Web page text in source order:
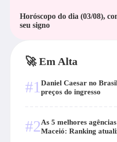
Horóscopo do dia (03/08),
seu signo
🚀 Em Alta
#1 Daniel Caesar no
preços do ingresso
#2As 5 melhores
Maceió: Ranking